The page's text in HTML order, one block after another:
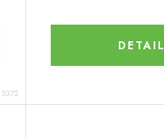
5372
DETAIL